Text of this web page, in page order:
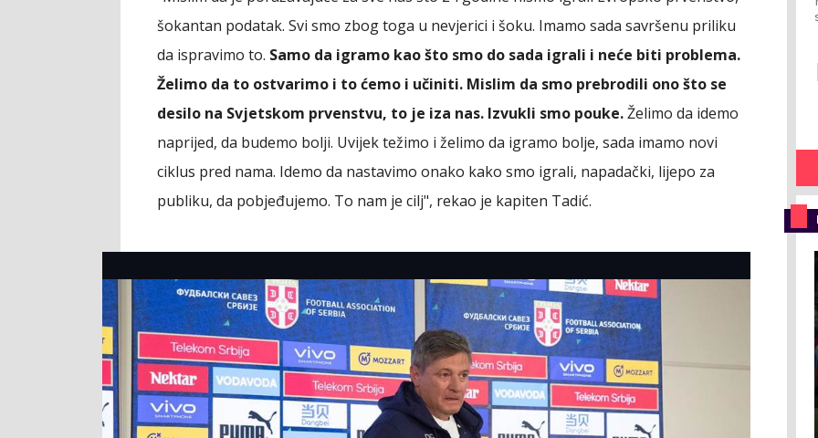
šokantan podatak. Svi smo zbog toga u nevjerici i šoku. Imamo sada savršenu priliku
da ispravimo to. Samo da igramo kao što smo do sada igrali i neće biti problema.
Želimo da to ostvarimo i to ćemo i učiniti. Mislim da smo prebrodili ono što se
desilo na Svjetskom prvenstvu, to je iza nas. Izvukli smo pouke.Želimo da idemo
naprijed, da budemo bolji. Uvijek težimo i želimo da igramo bolje, sada imamo novi
ciklus pred nama. Idemo da nastavimo onako kako smo igrali, napadački, lijepo za
publiku, da pobjeđujemo. To nam je cilj", rekao je kapiten Tadić.